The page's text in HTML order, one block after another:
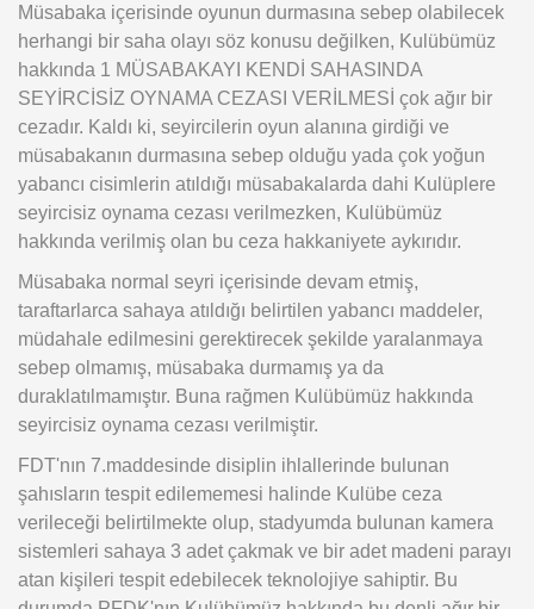
Müsabaka içerisinde oyunun durmasına sebep olabilecek
herhangi bir saha olayı söz konusu değilken, Kulübümüz
hakkında 1 MÜSABAKAYI KENDİ SAHASINDA
SEYİRCİSİZ OYNAMA CEZASI VERİLMESİ çok ağır bir
cezadır. Kaldı ki, seyircilerin oyun alanına girdiği ve
müsabakanın durmasına sebep olduğu yada çok yoğun
yabancı cisimlerin atıldığı müsabakalarda dahi Kulüplere
seyircisiz oynama cezası verilmezken, Kulübümüz
hakkında verilmiş olan bu ceza hakkaniyete aykırıdır.
Müsabaka normal seyri içerisinde devam etmiş,
taraftarlarca sahaya atıldığı belirtilen yabancı maddeler,
müdahale edilmesini gerektirecek şekilde yaralanmaya
sebep olmamış, müsabaka durmamış ya da
duraklatılmamıştır. Buna rağmen Kulübümüz hakkında
seyircisiz oynama cezası verilmiştir.
FDT'nın 7.maddesinde disiplin ihlallerinde bulunan
şahısların tespit edilememesi halinde Kulübe ceza
verileceği belirtilmekte olup, stadyumda bulunan kamera
sistemleri sahaya 3 adet çakmak ve bir adet madeni parayı
atan kişileri tespit edebilecek teknolojiye sahiptir. Bu